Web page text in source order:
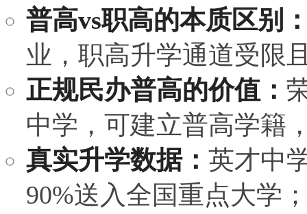
普高vs职高的本质区别
业，职高升学通道受限
正规民办普高的价值：
中学，可建立普高学籍
真实升学数据： 英才中
90%送入全国重点大学